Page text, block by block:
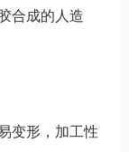
合成的人造
变形，加工性